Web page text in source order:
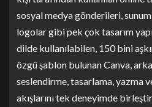
sosyal medya gönderileri,
logolar gibi pek çok tasarım
dilde kullanılabilen, 150 bini
özgü şablon bulunan Canva,
seslendirme, tasarlama, yazma
akışlarını tek deneyimde